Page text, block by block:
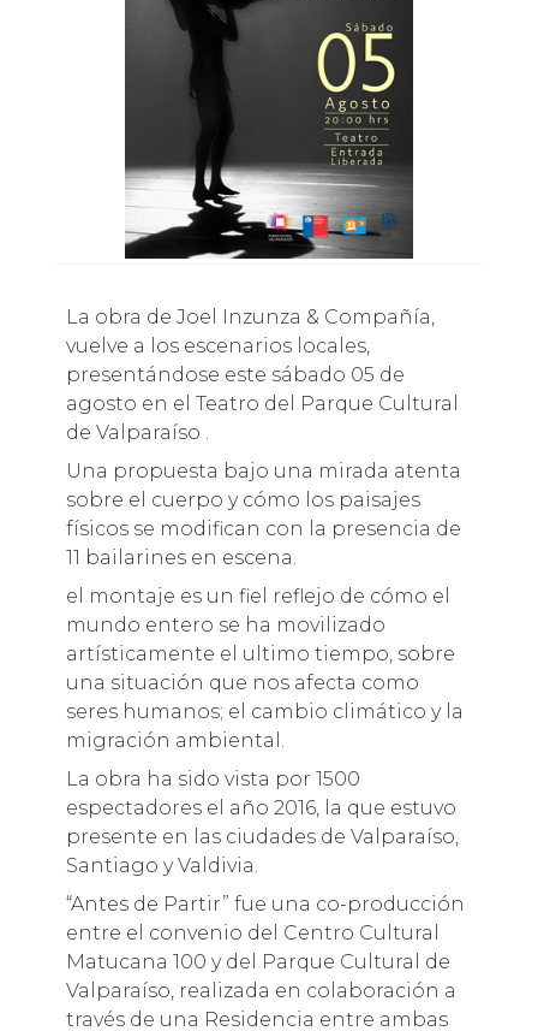
La obra de Joel Inzunza & Compañía,
vuelve a los escenarios locales,
presentándose este sábado 05 de
agosto en el Teatro del Parque Cultural
de Valparaíso .
Una propuesta bajo una mirada atenta
sobre el cuerpo y cómo los paisajes
físicos se modifican con la presencia de
11 bailarines en escena.
el montaje es un fiel reflejo de cómo el
mundo entero se ha movilizado
artísticamente el ultimo tiempo, sobre
una situación que nos afecta como
seres humanos; el cambio climático y la
migración ambiental.
La obra ha sido vista por 1500
espectadores el año 2016, la que estuvo
presente en las ciudades de Valparaíso,
Santiago y Valdivia.
“Antes de Partir” fue una co-producción
entre el convenio del Centro Cultural
Matucana 100 y del Parque Cultural de
Valparaíso, realizada en colaboración a
través de una Residencia entre ambas